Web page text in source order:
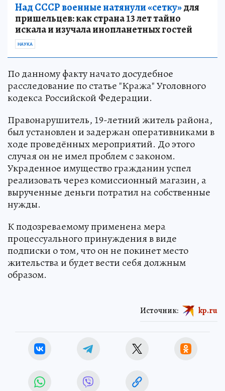
Над СССР военные натянули «сетку»для
пришельцев: как страна 13 лет тайно
искала и изучала инопланетных гостей
НАУКА
По данному факту начато досудебное
расследование по статье "Кража" Уголовного
кодекса Российской Федерации.
Правонарушитель, 19-летний житель района,
был установлен и задержан оперативниками в
ходе проведённых мероприятий. До этого
случая он не имел проблем с законом.
Украденное имущество гражданин успел
реализовать через комиссионный магазин, а
вырученные деньги потратил на собственные
нужды.
К подозреваемому применена мера
процессуального принуждения в виде
подписки о том, что он не покинет место
жительства и будет вести себя должным
образом.
Источник: kp.ru